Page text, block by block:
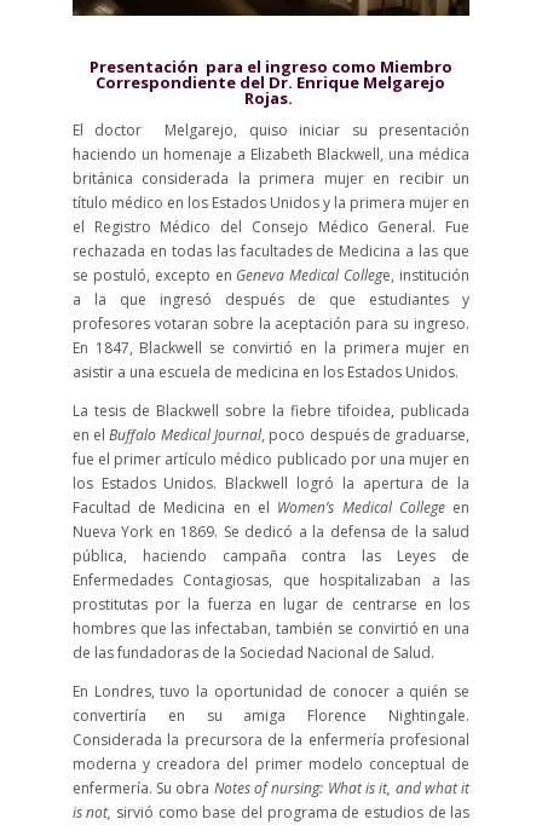
Presentación para el ingreso como Miembro
Correspondiente del Dr. Enrique Melgarejo
Rojas.
El doctor Melgarejo, quiso iniciar su presentación
haciendo un homenaje a Elizabeth Blackwell, una médica
británica considerada la primera mujer en recibir un
título médico en los Estados Unidos y la primera mujer en
el Registro Médico del Consejo Médico General. Fue
rechazada en todas las facultades de Medicina a las que
se postuló, excepto en Geneva Medical College, institución
a la que ingresó después de que estudiantes y
profesores votaran sobre la aceptación para su ingreso.
En 1847, Blackwell se convirtió en la primera mujer en
asistir a una escuela de medicina en los Estados Unidos.
La tesis de Blackwell sobre la fiebre tifoidea, publicada
en elBuffalo Medical Journal, poco después de graduarse,
fue el primer artículo médico publicado por una mujer en
los Estados Unidos. Blackwell logró la apertura de la
Facultad de Medicina en el Women’s Medical Collegeen
Nueva York en 1869. Se dedicó a la defensa de la salud
pública, haciendo campaña contra las Leyes de
Enfermedades Contagiosas, que hospitalizaban a las
prostitutas por la fuerza en lugar de centrarse en los
hombres que las infectaban, también se convirtió en una
de las fundadoras de la Sociedad Nacional de Salud.
En Londres, tuvo la oportunidad de conocer a quién se
convertiría en su amiga Florence Nightingale.
Considerada la precursora de la enfermería profesional
moderna y creadora del primer modelo conceptual de
enfermería. Su obra Notes of nursing: What is it, and what it
is not, sirvió como base del programa de estudios de las